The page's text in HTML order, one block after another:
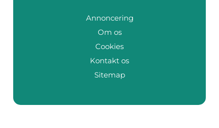
Annoncering
Om os
Cookies
Kontakt os
Sitemap